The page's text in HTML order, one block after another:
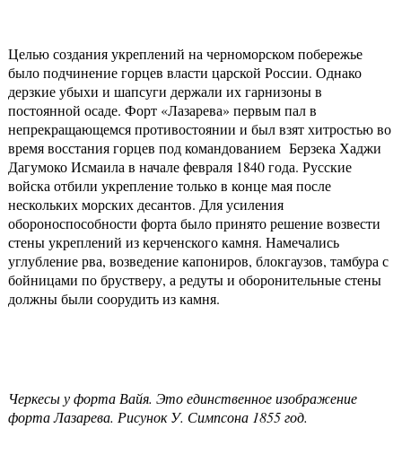
Целью создания укреплений на черноморском побережье
было подчинение горцев власти царской России. Однако
дерзкие убыхи и шапсуги держали их гарнизоны в
постоянной осаде. Форт «Лазарева» первым пал в
непрекращающемся противостоянии и был взят хитростью во
время восстания горцев под командованием Берзека Хаджи
Дагумоко Исмаила в начале февраля 1840 года. Русские
войска отбили укрепление только в конце мая после
нескольких морских десантов. Для усиления
обороноспособности форта было принято решение возвести
стены укреплений из керченского камня. Намечались
углубление рва, возведение капониров, блокгаузов, тамбура с
бойницами по брустверу, а редуты и оборонительные стены
должны были соорудить из камня.
Черкесы у форта Вайя. Это единственное изображение
форта Лазарева. Рисунок У. Симпсона 1855 год.